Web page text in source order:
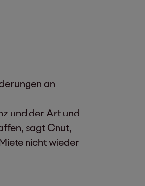
an
und der Art und
sagt Cnut,
nicht wieder